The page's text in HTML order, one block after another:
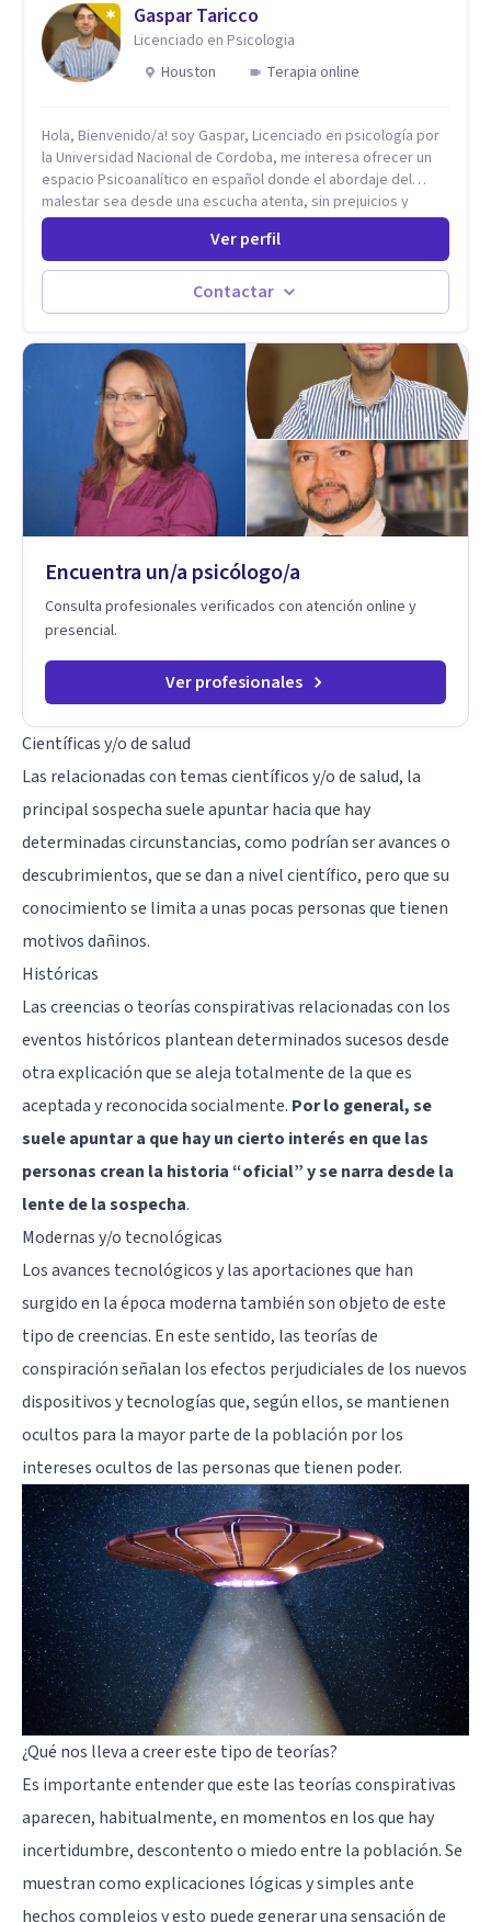
Gaspar Taricco
Licenciado en Psicologia
Houston
Terapia online
Hola, Bienvenido/a! soy Gaspar, Licenciado en psicología por
la Universidad Nacional de Cordoba, me interesa ofrecer un
espacio Psicoanalítico en español donde el abordaje del
malestar sea desde una escucha atenta, sin prejuicios y
rescatando lo singular de cada caso, sin caer en etiquetas.
Considero que todas las personas en algún momento pueden
sufrir y cada una por cuestiones particulares, es en mi
espacio donde se le dará un lugar a esas cuestiones
singulares de cada uno, para luego generar cambios. Soy una
seminarios, una especialización en psicoanálisis y también
investigo. Siempre en la búsqueda de ser un mejor
profesional.
Ver perfil
Contactar
Encuentra un/a psicólogo/a
Consulta profesionales verificados con atención online y
presencial.
Ver profesionales
Científicas y/o de salud
Las relacionadas con temas científicos y/o de salud, la
principal sospecha suele apuntar hacia que hay
determinadas circunstancias, como podrían ser avances o
descubrimientos, que se dan a nivel científico, pero que su
conocimiento se limita a unas pocas personas que tienen
motivos dañinos.
Históricas
Las creencias o teorías conspirativas relacionadas con los
eventos históricos plantean determinados sucesos desde
otra explicación que se aleja totalmente de la que es
aceptada y reconocida socialmente. Por lo general, se
suele apuntar a que hay un cierto interés en que las
personas crean la historia “oficial” y se narra desde la
lente de la sospecha.
Modernas y/o tecnológicas
Los avances tecnológicos y las aportaciones que han
surgido en la época moderna también son objeto de este
tipo de creencias. En este sentido, las teorías de
conspiración señalan los efectos perjudiciales de los nuevos
dispositivos y tecnologías que, según ellos, se mantienen
ocultos para la mayor parte de la población por los
intereses ocultos de las personas que tienen poder.
¿Qué nos lleva a creer este tipo de teorías?
Es importante entender que este las teorías conspirativas
aparecen, habitualmente, en momentos en los que hay
incertidumbre, descontento o miedo entre la población. Se
muestran como explicaciones lógicas y simples ante
hechos complejos y esto puede generar una sensación de